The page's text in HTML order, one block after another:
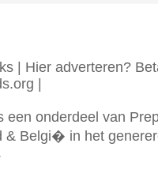
Hier adverteren?
een onderdeel van
& Belgi� in het